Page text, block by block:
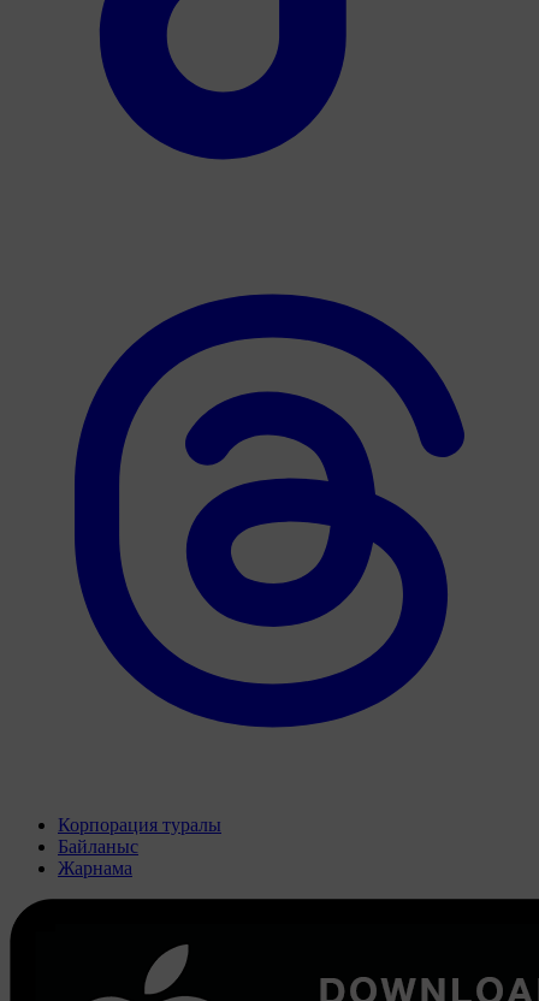
Корпорация туралы
Байланыс
Жарнама